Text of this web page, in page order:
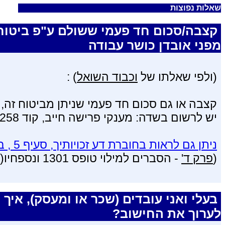
שאלות נפוצות
קצבה/סכום חד פעמי ששולם ע"פ
מפני אובדן כושר עבודה
(ולפי שאלתו של וכבוד השואל) :
קצבה או גם סכום חד פעמי שניתן מביטוח זה,
יש לרשום בשדה: מענקי פרישה חייב, קוד 258, והחל משנת 2005.
ניתן גם לראות בחוברת דע זכויותיך, סעיף 5 , בשנת 2006 מופיע בעמוד 11.
(פרק ד' - הסברים למילוי טופס ‎1301 ונספחיו(דין וחשבון של יחיד)).
בעלי ואני עובדים (שכר או ומעסק), איך
לערוך את החישוב?